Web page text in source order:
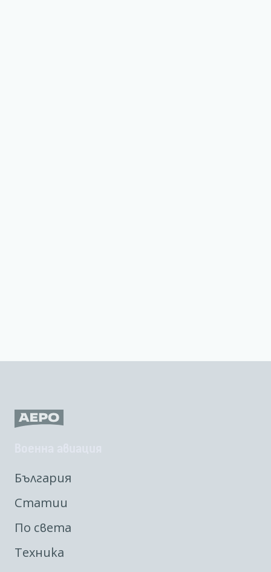
България
Статии
По света
Техника